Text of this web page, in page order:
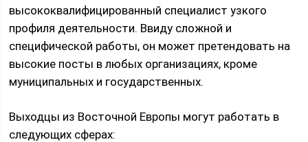
высококвалифицированный специалист узкого
профиля деятельности. Ввиду сложной и
специфической работы, он может претендовать на
высокие посты в любых организациях, кроме
муниципальных и государственных.
Выходцы из Восточной Европы могут работать в
следующих сферах: